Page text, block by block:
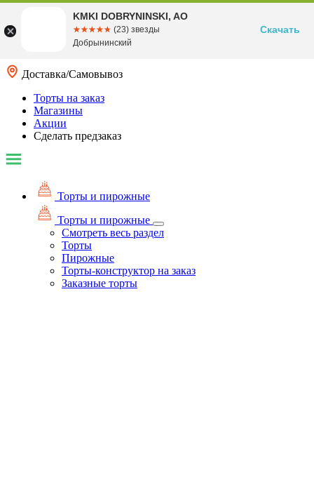
Доставка/Самовывоз
Торты на заказ
Магазины
Акции
Сделать предзаказ
Торты и пирожные
Торты и пирожные
Смотреть весь раздел
Торты
Пирожные
Торты-конструктор на заказ
Заказные торты
KMKI DOBRYNINSKI, AO
☆☆☆☆☆
★★★★★ (23) звезды
Добрынинский
Скачать